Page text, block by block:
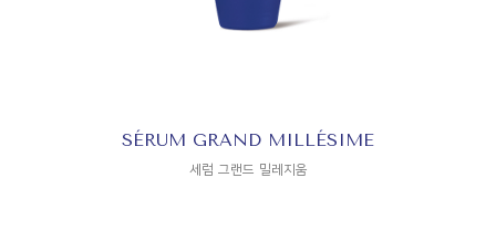
SÉRUM GRAND MILLÉSIME
세럼 그랜드 밀레지움